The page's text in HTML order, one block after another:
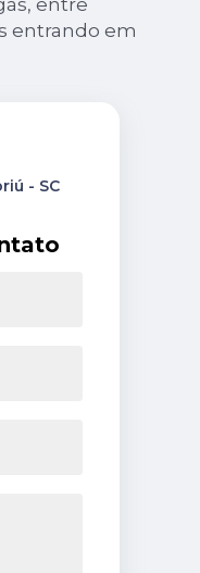
entre
entrando em
- SC